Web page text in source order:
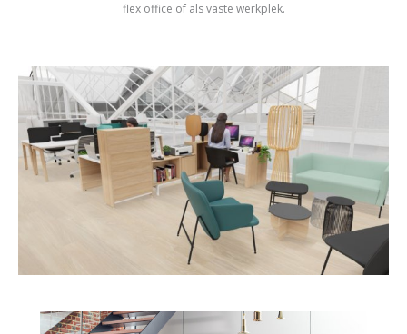
flex office of als vaste werkplek.